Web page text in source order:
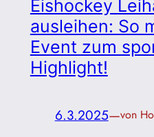
Eishockey
ausleihen: So
Event zum
Highlight!
6.3.2025—von